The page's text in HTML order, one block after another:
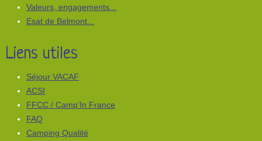
Valeurs, engagements...
Esat de Belmont...
Liens utiles
Séjour VACAF
ACSI
FFCC / Camp'In France
FAQ
Camping Qualité